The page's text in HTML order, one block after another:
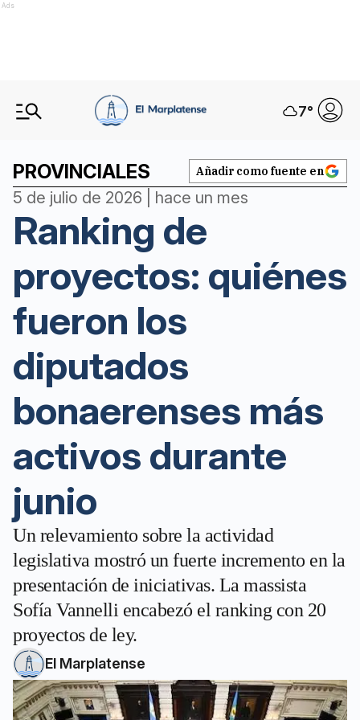
Ads
7°
PROVINCIALES Añadir como fuente en
5 de julio de 2026 | hace un mes
Ranking de
proyectos: quiénes
fueron los
diputados
bonaerenses más
activos durante
junio
Un relevamiento sobre la actividad
legislativa mostró un fuerte incremento en la
presentación de iniciativas. La massista
Sofía Vannelli encabezó el ranking con 20
proyectos de ley.
El Marplatense